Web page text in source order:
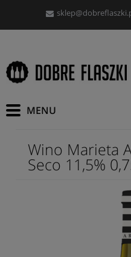
Wino Marieta
Seco 11,5%